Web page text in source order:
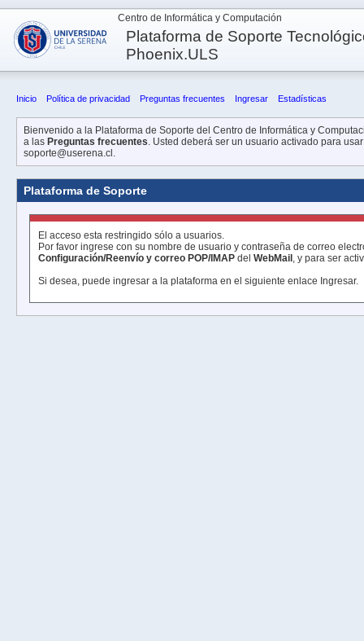
Centro de Informática y Computación
Plataforma de Soporte
Phoenix.ULS
Inicio Política de privacidad Preguntas frecuentes Ingresar Estadísticas
Bienvenido a la Plataforma de Soporte del Centro de Informática y
a las Preguntas frecuentes. Usted deberá ser un usuario activado para
soporte@userena.cl.
Plataforma de Soporte
El acceso esta restringido sólo a usuarios.
Por favor ingrese con su nombre de usuario y contraseña de correo
Configuración/Reenvío y correo POP/IMAP del WebMail , y para ser
Si desea, puede ingresar a la plataforma en el siguiente enlace Ingresar.